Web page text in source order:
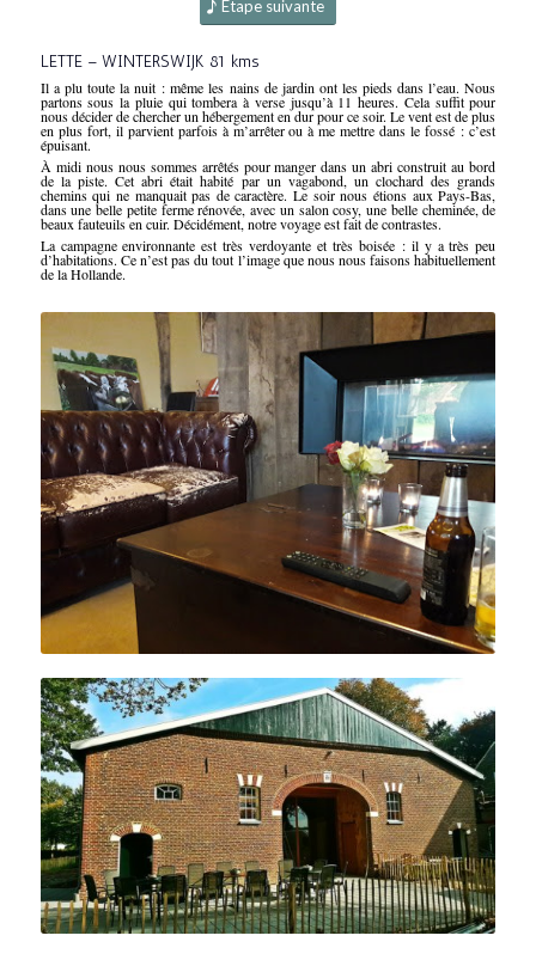
Etape suivante
LETTE – WINTERSWIJK 81 kms
Il a plu toute la nuit : même les nains de jardin ont les pieds dans l’eau. Nous
partons sous la pluie qui tombera à verse jusqu’à 11 heures. Cela suffit pour
nous décider de chercher un hébergement en dur pour ce soir. Le vent est de plus
en plus fort, il parvient parfois à m’arrêter ou à me mettre dans le fossé : c’est
épuisant.
À midi nous nous sommes arrêtés pour manger dans un abri construit au bord
de la piste. Cet abri était habité par un vagabond, un clochard des grands
chemins qui ne manquait pas de caractère. Le soir nous étions aux Pays-Bas,
dans une belle petite ferme rénovée, avec un salon cosy, une belle cheminée, de
beaux fauteuils en cuir. Décidément, notre voyage est fait de contrastes.
La campagne environnante est très verdoyante et très boisée : il y a très peu
d’habitations. Ce n’est pas du tout l’image que nous nous faisons habituellement
de la Hollande.